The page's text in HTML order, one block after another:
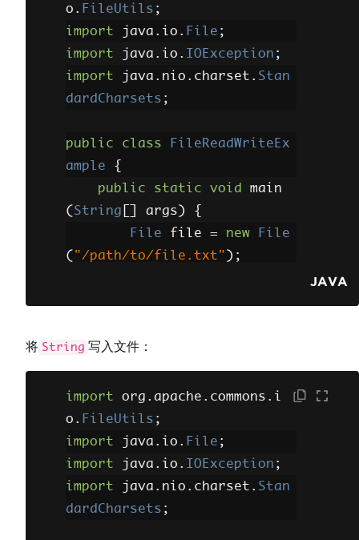
o . FileUtils ;
import java . io . File ;
import java . io . IOException ;
import java . nio . charset . Stan
dardCharsets ;
public class
FileReadWriteEx
ample
{
public
static void
main
( String args )
{
File file = new
File
( "/path/to/file.txt" );
tent into a String
String content =
FileUtils . readFileToString (
ile, StandardCharsets
8 );
System. out . print
ln( "File Content: " + conten
t );
JAVA
将 String 写入文件：
import org . apache . commons . i
o . FileUtils ;
import java . io . File ;
import java . io . IOException ;
import java . nio . charset . Stan
dardCharsets ;